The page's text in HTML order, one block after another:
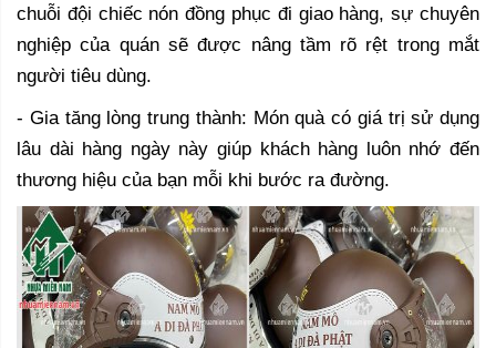
chuỗi đội chiếc nón đồng phục đi giao hàng, sự chuyên
nghiệp của quán sẽ được nâng tầm rõ rệt trong mắt
người tiêu dùng.
- Gia tăng lòng trung thành: Món quà có giá trị sử dụng
lâu dài hàng ngày này giúp khách hàng luôn nhớ đến
thương hiệu của bạn mỗi khi bước ra đường.